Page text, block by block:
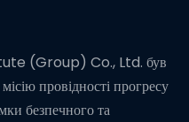
(Group) Co., Ltd. був
провідності прогресу
безпечного та